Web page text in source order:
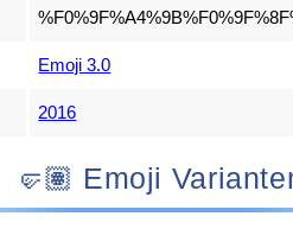
Emoji 3.0
2016
🤛🏽 Emoji